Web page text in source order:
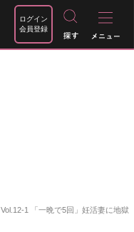
ログイン
会員登録
Vol.12-1 「一晩で5回」妊活妻に地獄